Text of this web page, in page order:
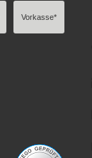
Vorkasse*